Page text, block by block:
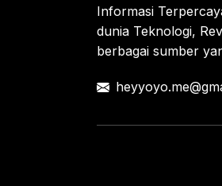
Informasi
dunia Teknologi,
berbagai sumber